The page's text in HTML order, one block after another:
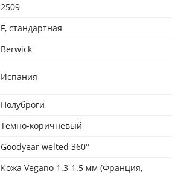
2509
F, стандартная
Berwick
Испания
Полуброги
Тёмно-коричневый
Goodyear welted 360°
Кожа Vegano 1.3-1.5 мм (Франция,